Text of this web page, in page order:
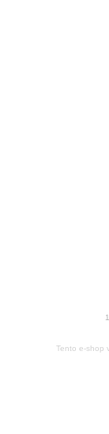
Tento e-shop